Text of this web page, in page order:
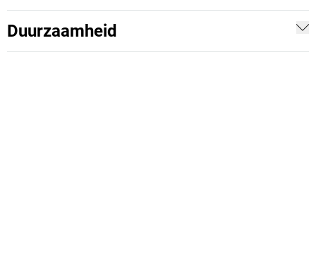
Duurzaamheid